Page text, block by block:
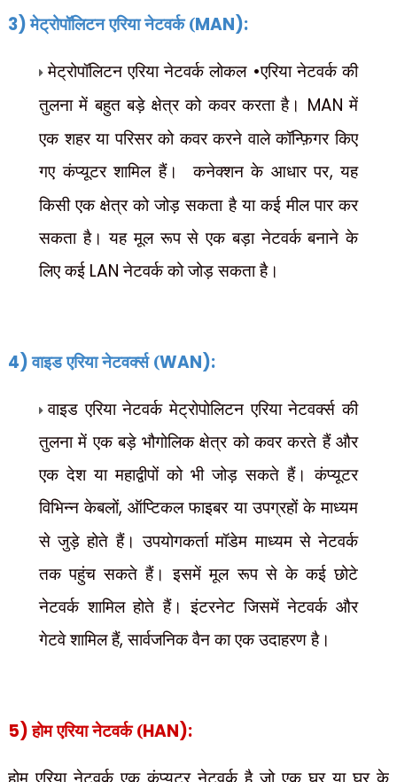
3)मेट्रोपॉलिटन एरिया नेटवर्क (MAN):
मेट्रोपॉलिटन एरिया नेटवर्क लोकल •एरिया नेटवर्क की
तुलना में बहुत बड़े क्षेत्र को कवर करता है। MANमें
एकशहर या परिसर को कवर करने वाले कॉन्फ़िगर किए
गए कंप्यूटर शामिल हैं।
कनेक्शन के आधार पर,यह
किसी एक क्षेत्र को जोड़ सकता है या कई मील पार कर
सकता है। यह मूल रूप से एक बड़ा नेटवर्क बनाने के
लिए कई LANनेटवर्क को जोड़ सकता है।
4)वाइड एरिया नेटवर्क्स (WAN):
वाइड एरिया नेटवर्क मेट्रोपोलिटन एरिया नेटवर्क्स की
तुलना में एक बड़े भौगोलिक क्षेत्र को कवर करते हैं और
एक देश या महाद्वीपों को भी जोड़ सकते हैं। कंप्यूटर
विभिन्न केबलों,ऑप्टिकल फाइबर या उपग्रहों के माध्यम
से जुड़े होते हैं। उपयोगकर्ता मॉडेम माध्यम से नेटवर्क
तक पहुंच सकते हैं। इसमें मूल रूप से के कई छोटे
नेटवर्क शामिल होते हैं। इंटरनेट जिसमें नेटवर्क और
गेटवे शामिल हैं,सार्वजनिक वैन का एक उदाहरण है।
5)होम एरिया नेटवर्क (HAN):
होम एरिया नेटवर्क एक कंप्यूटर नेटवर्क है जो एक घर या घर के